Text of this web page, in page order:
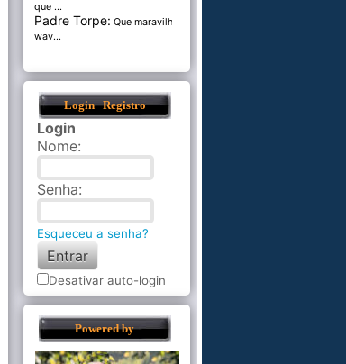
que ...
Padre Torpe: Que maravilha de
wav...
Login Registro
Login
Nome:
Senha:
Esqueceu a senha?
Desativar auto-login
Powered by